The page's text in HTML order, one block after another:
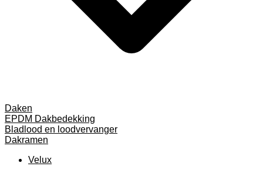
Daken
EPDM Dakbedekking
Bladlood en loodvervanger
Dakramen
Velux